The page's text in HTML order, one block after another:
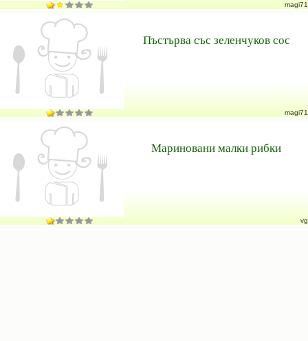
magi71
Пъстърва със зеленчуков сос
magi71
Мариновани малки рибки
vg